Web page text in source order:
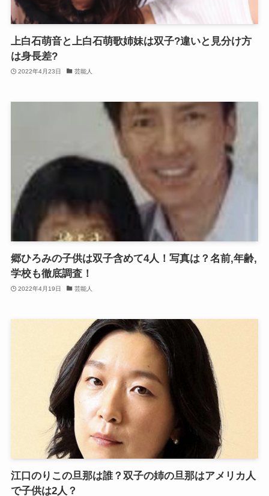
上白石萌音と上白石萌歌姉妹は双子?違いと見分け方
は身長差?
2022年4月23日 芸能人
郷ひろみの子供は双子含めて4人！写真は？名前,年齢,
学校も徹底調査！
2022年4月19日 芸能人
江口のりこの旦那は誰？双子の姉の旦那はアメリカ人
で子供は2人？